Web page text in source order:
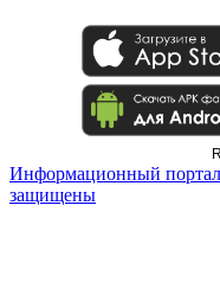
Информационный
защищены